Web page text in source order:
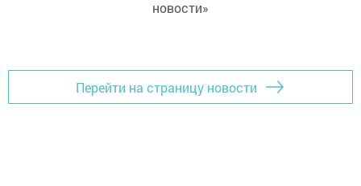
новости»
Перейти на страницу новости